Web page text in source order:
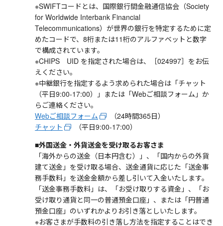
※SWIFTコードとは、国際銀行間金融通信協会（Society
for Worldwide Interbank Financial
Telecommunications）が世界の銀行を特定するために定
めたコードで、8桁または11桁のアルファベットと数字
で構成されています。
※CHIPS UID を指定された場合は、［024997］をお伝
えください。
※中継銀行を指定するよう求められた場合は「チャット
（平日9:00-17:00）」または「Webご相談フォーム」か
らご連絡ください。
Webご相談フォーム
（24時間365日）
チャット
（平日9:00-17:00）
■外国送金・外貨送金を受け取るお客さま
「海外からの送金（日本円含む）」、「国内からの外貨
建て送金」を受け取る場合、送金通貨に応じた「送金事
務手数料」を送金金額から差し引いて入金いたします。
「送金事務手数料」は、「お受け取りする資金」、「お
受け取り通貨と同一の普通預金口座」、または「円普通
預金口座」のいずれかよりお引き落としいたします。
※お客さまが手数料の引き落し方法を指定することはでき